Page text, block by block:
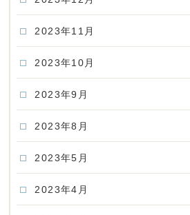
2023年11月
2023年10月
2023年9月
2023年8月
2023年5月
2023年4月